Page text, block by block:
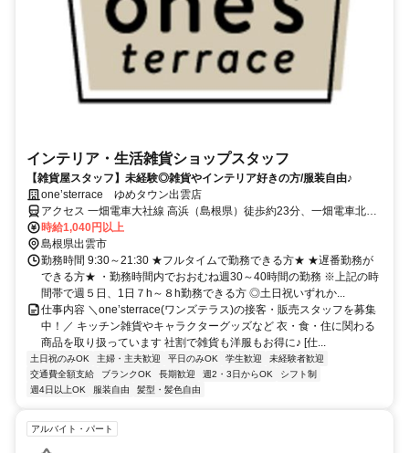
インテリア・生活雑貨ショップスタッフ
【雑貨屋スタッフ】未経験◎雑貨やインテリア好きの方/服装自由♪
one’sterrace ゆめタウン出雲店
アクセス 一畑電車大社線 高浜（島根県）徒歩約23分、一畑電車北松
江線 電鉄出雲市徒歩約25分、ＪＲ山陰本線 出雲市北口徒歩約25分
時給1,040円以上
島根県出雲市
勤務時間 9:30～21:30 ★フルタイムで勤務できる方★ ★遅番勤務が
できる方★ ・勤務時間内でおおむね週30～40時間の勤務 ※上記の時
間帯で週５日、1日７h～８h勤務できる方 ◎土日祝いずれか...
仕事内容 ＼one’sterrace(ワンズテラス)の接客・販売スタッフを募集
中！／ キッチン雑貨やキャラクターグッズなど 衣・食・住に関わる
商品を取り扱っています 社割で雑貨も洋服もお得に♪ [仕...
土日祝のみOK 主婦・主夫歓迎 平日のみOK 学生歓迎
未経験者歓迎
交通費全額支給
ブランクOK 長期歓迎 週2・3日からOK
シフト制
週4日以上OK
服装自由 髪型・髪色自由
アルバイト・パート